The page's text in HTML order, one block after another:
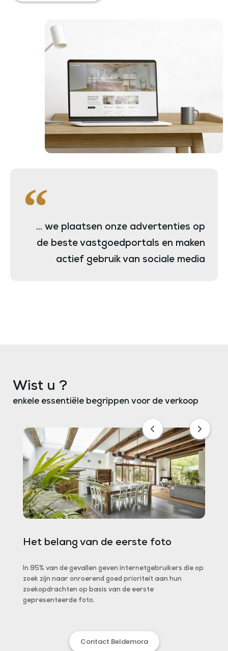
... we plaatsen onze advertenties op
de beste vastgoedportals en maken
actief gebruik van sociale media
Wist u ?
enkele essentiële begrippen voor de verkoop
Het belang van de eerste foto
In 95% van de gevallen geven internetgebruikers die op
zoek zijn naar onroerend goed prioriteit aan hun
zoekopdrachten op basis van de eerste
gepresenteerde foto.
Contact Beldemora